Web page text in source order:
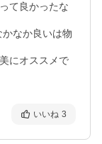
て良かったな
なか良いは物
にオススメで
いいね 3